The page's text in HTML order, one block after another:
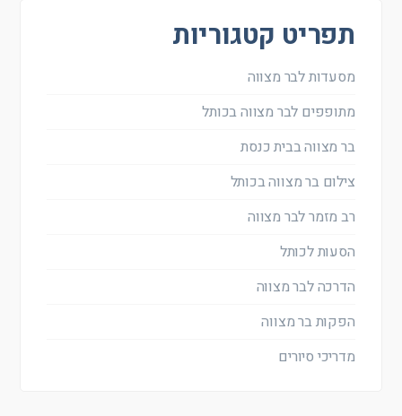
תפריט קטגוריות
מסעדות לבר מצווה
מתופפים לבר מצווה בכותל
בר מצווה בבית כנסת
צילום בר מצווה בכותל
רב מזמר לבר מצווה
הסעות לכותל
הדרכה לבר מצווה
הפקות בר מצווה
מדריכי סיורים